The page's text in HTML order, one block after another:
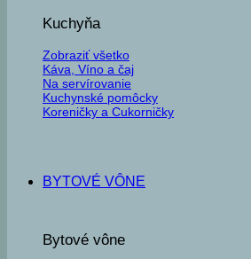
Kuchyňa
Zobraziť všetko
Káva, Víno a čaj
Na servírovanie
Kuchynské pomôcky
Koreničky a Cukorničky
BYTOVÉ VÔNE
Bytové vône